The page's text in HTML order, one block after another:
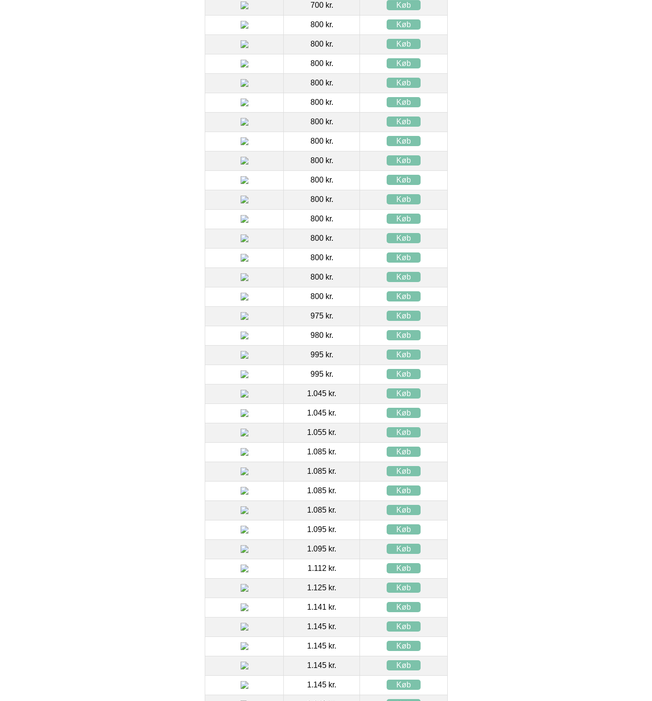
700 kr. Køb
800 kr. Køb
800 kr. Køb
800 kr. Køb
800 kr. Køb
800 kr. Køb
800 kr. Køb
800 kr. Køb
800 kr. Køb
800 kr. Køb
800 kr. Køb
800 kr. Køb
800 kr. Køb
800 kr. Køb
800 kr. Køb
800 kr. Køb
975 kr. Køb
980 kr. Køb
995 kr. Køb
995 kr. Køb
1.045 kr. Køb
1.045 kr. Køb
1.055 kr. Køb
1.085 kr. Køb
1.085 kr. Køb
1.085 kr. Køb
1.085 kr. Køb
1.095 kr. Køb
1.095 kr. Køb
1.112 kr. Køb
1.125 kr. Køb
1.141 kr. Køb
1.145 kr. Køb
1.145 kr. Køb
1.145 kr. Køb
1.145 kr. Køb